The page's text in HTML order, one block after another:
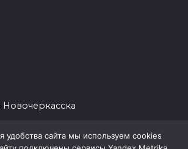
удобства сайта мы используем cookies